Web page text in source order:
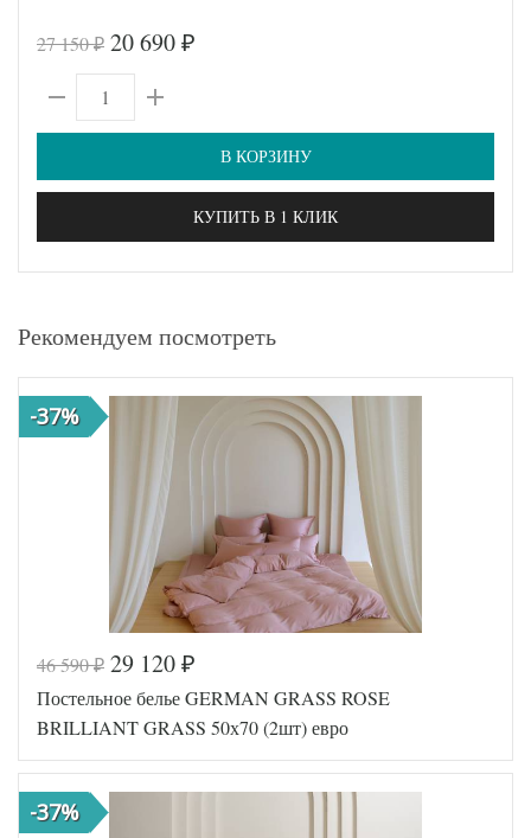
27 150₽ 20 690 ₽
В КОРЗИНУ
КУПИТЬ В 1 КЛИК
Рекомендуем посмотреть
-37%
46 590₽ 29 120 ₽
Постельное белье GERMAN GRASS ROSE
BRILLIANT GRASS 50х70 (2шт) евро
-37%